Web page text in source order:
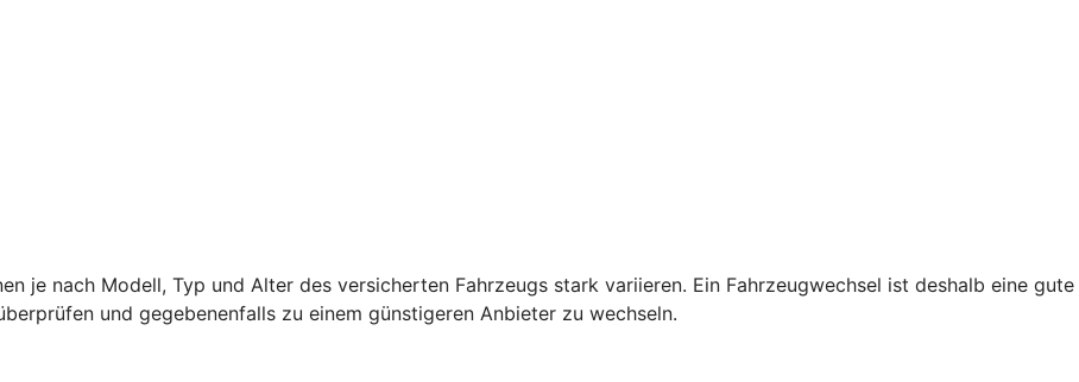
je nach Modell, Typ und Alter des versicherten Fahrzeugs stark variieren. Ein Fahrzeugwechsel ist deshalb eine gute
und gegebenenfalls zu einem günstigeren Anbieter zu wechseln.